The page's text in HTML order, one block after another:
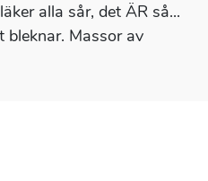
alla sår, det ÄR så...
bleknar. Massor av